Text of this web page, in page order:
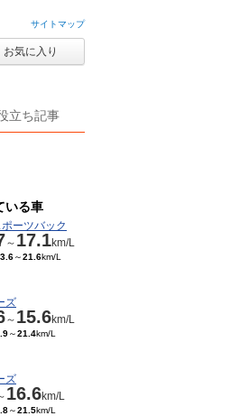
サイトマップ
お気に入り
立ち記事
いる車
ーツバック
～ 17.1km/L
～21.6km/L
ズ
～ 15.6km/L
～21.4km/L
ズ
16.6km/L
～21.5km/L